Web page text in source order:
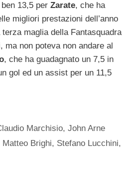
13,5 per Zarate, che ha
migliori prestazioni dell’anno
terza maglia della Fantasquadra
ma non poteva non andare al
, che ha guadagnato un 7,5 in
gol ed un assist per un 11,5
Marchisio,John Arne
Matteo Brighi, Stefano Lucchini,